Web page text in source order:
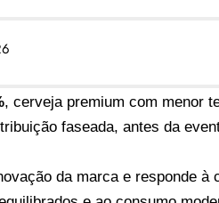
, cerveja premium com menor
faseada, antes da
da marca e responde à